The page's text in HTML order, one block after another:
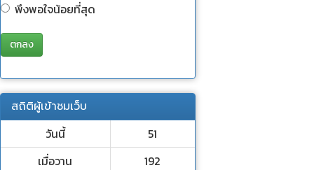
พึงพอใจน้อยที่สุด
ตกลง
สถิติผู้เข้าชมเว็บ
วันนี้
51
เมื่อวาน
192